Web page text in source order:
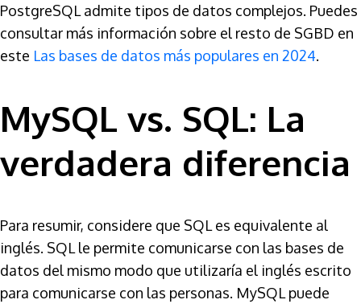
PostgreSQL admite tipos de datos complejos. Puedes
consultar más información sobre el resto de SGBD en
este Las bases de datos más populares en 2024.
MySQL vs. SQL: La
verdadera diferencia
Para resumir, considere que SQL es equivalente al
inglés. SQL le permite comunicarse con las bases de
datos del mismo modo que utilizaría el inglés escrito
para comunicarse con las personas. MySQL puede